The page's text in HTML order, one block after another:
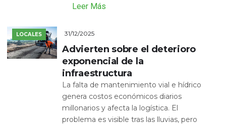
Leer Más
LOCALES 31/12/2025
Advierten sobre el deterioro
exponencial de la
infraestructura
La falta de mantenimiento vial e hídrico
genera costos económicos diarios
millonarios y afecta la logística. El
problema es visible tras las lluvias, pero